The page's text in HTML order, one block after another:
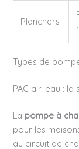
Planchers
Types de
PAC air-eau :
La pompe à
pour les
au circuit de